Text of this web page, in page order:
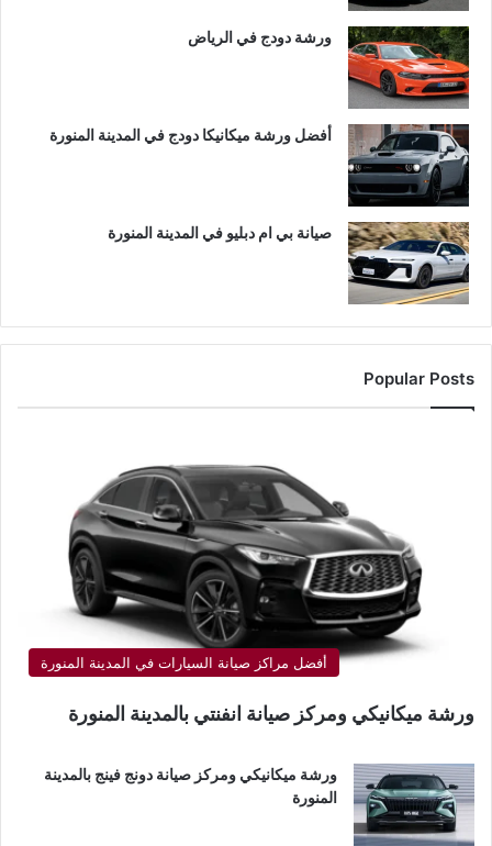
ورشة دودج في الرياض
أفضل ورشة ميكانيكا دودج في المدينة المنورة
صيانة بي ام دبليو في المدينة المنورة
Popular Posts
أفضل مراكز صيانة السيارات في المدينة المنورة
ورشة ميكانيكي ومركز صيانة انفنتي بالمدينة المنورة
ورشة ميكانيكي ومركز صيانة دونج فينج بالمدينة
المنورة